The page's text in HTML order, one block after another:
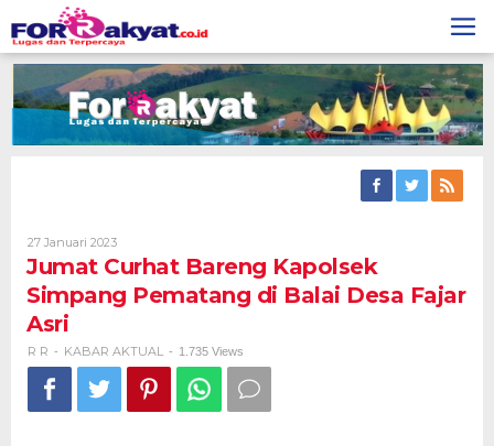
to
content
27 Januari 2023Oleh
R
R
Jumat Curhat Bareng Kapolsek
Simpang Pematang di Balai Desa Fajar
Asri
R R - KABAR AKTUAL - 1.735 Views